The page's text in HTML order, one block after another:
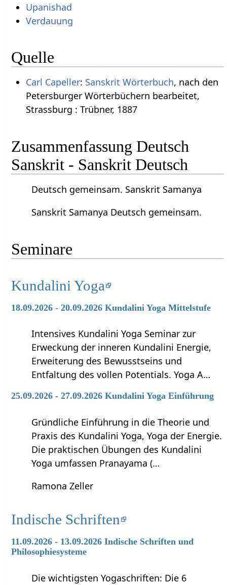
Upanishad
Verdauung
Quelle
Carl Capeller: Sanskrit Wörterbuch, nach den
Petersburger Wörterbüchern bearbeitet,
Strassburg : Trübner, 1887
Zusammenfassung Deutsch
Sanskrit - Sanskrit Deutsch
Deutsch gemeinsam. Sanskrit Samanya
Sanskrit Samanya Deutsch gemeinsam.
Seminare
Kundalini Yoga
18.09.2026 - 20.09.2026 Kundalini Yoga Mittelstufe
Intensives Kundalini Yoga Seminar zur
Erweckung der inneren Kundalini Energie,
Erweiterung des Bewusstseins und
Entfaltung des vollen Potentials. Yoga A…
25.09.2026 - 27.09.2026 Kundalini Yoga Einführung
Gründliche Einführung in die Theorie und
Praxis des Kundalini Yoga, Yoga der Energie.
Die praktischen Übungen des Kundalini
Yoga umfassen Pranayama (…
Ramona Zeller
Indische Schriften
11.09.2026 - 13.09.2026 Indische Schriften und
Philosophiesysteme
Die wichtigsten Yogaschriften: Die 6